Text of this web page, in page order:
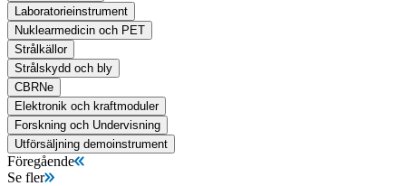
Laboratorieinstrument
Nuklearmedicin och PET
Strålkällor
Strålskydd och bly
CBRNe
Elektronik och kraftmoduler
Forskning och Undervisning
Utförsäljning demoinstrument
Föregående
Se fler